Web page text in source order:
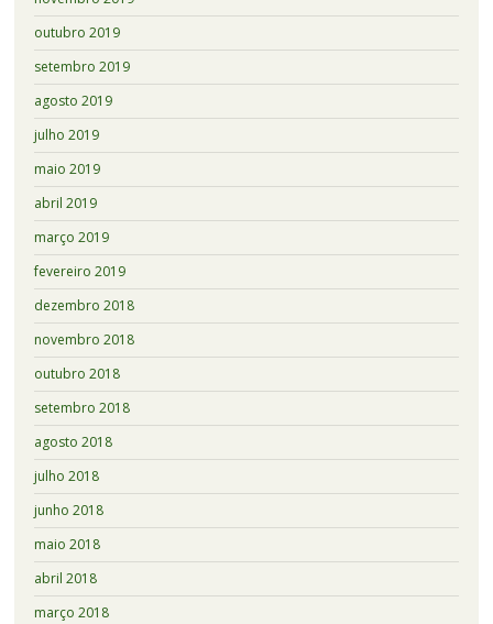
outubro 2019
setembro 2019
agosto 2019
julho 2019
maio 2019
abril 2019
março 2019
fevereiro 2019
dezembro 2018
novembro 2018
outubro 2018
setembro 2018
agosto 2018
julho 2018
junho 2018
maio 2018
abril 2018
março 2018